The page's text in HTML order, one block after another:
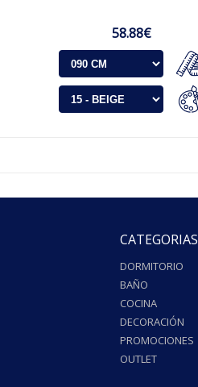
58.88€
CATEGORIAS
DORMITORIO
BAÑO
COCINA
DECORACIÓN
PROMOCIONES
OUTLET